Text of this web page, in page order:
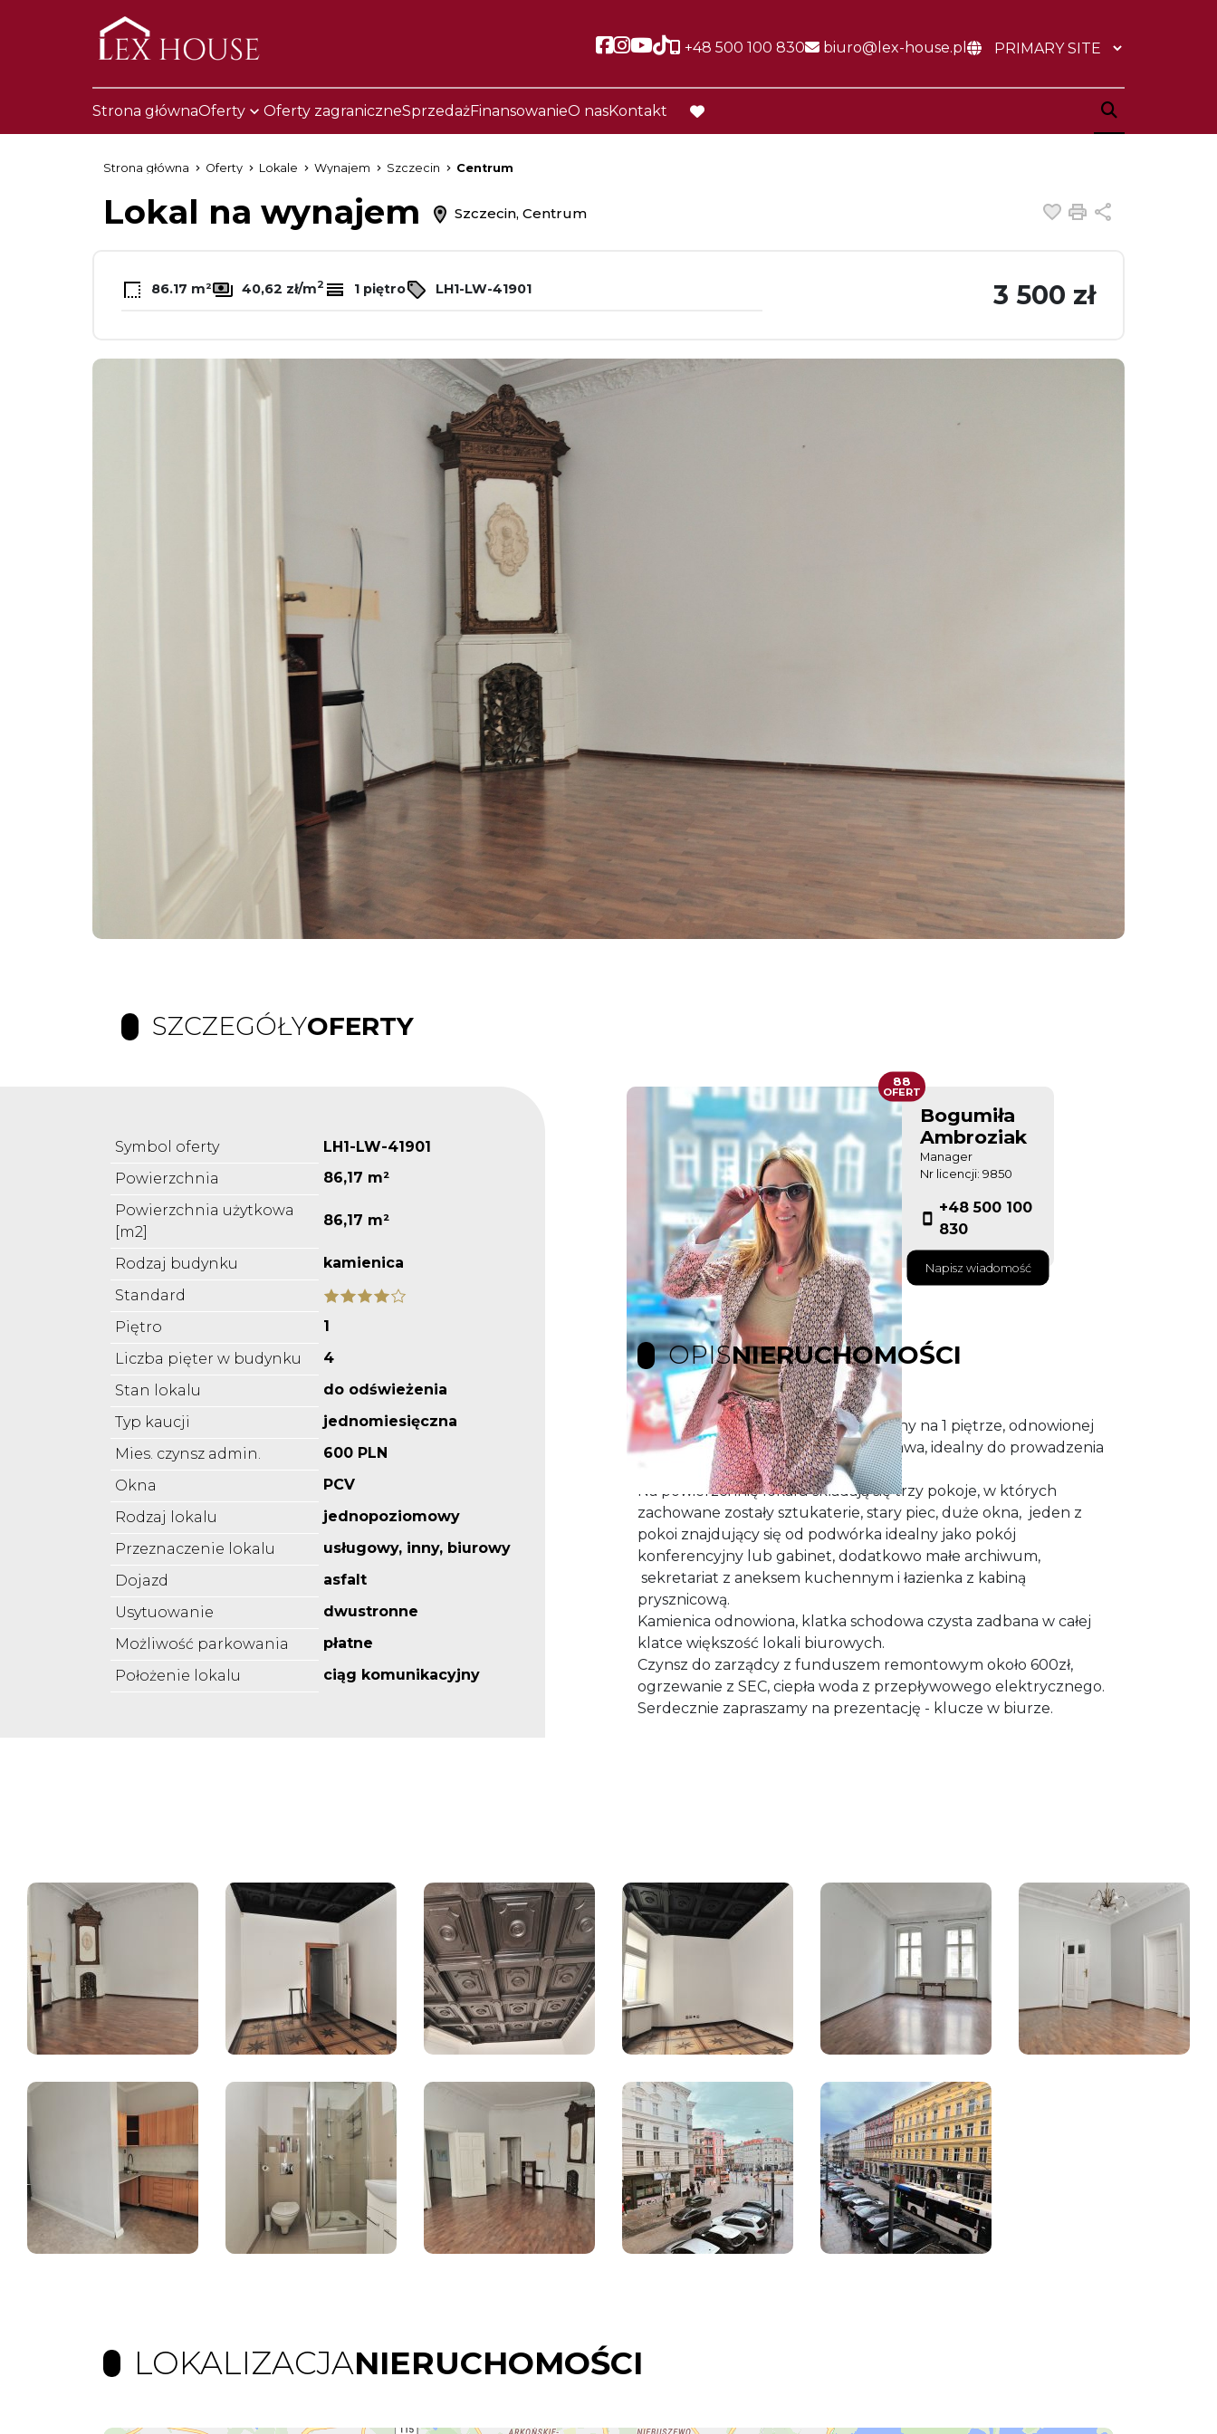
Social link
Social link
Social link
Social link
+48 500 100 830 biuro@lex-house.pl
Strona głównaOferty Oferty zagraniczneSprzedażFinansowanieO nasKontakt
favorite
Strona główna Oferty Lokale Wynajem Szczecin Centrum
Lokal na wynajem Szczecin, Centrum Dodaj do
Drukuj
86.17 m² 40,62 zł/m2 1 piętro LH1-LW-41901 3 500 zł
SZCZEGÓŁYOFERTY
Symbol oferty
LH1-LW-41901
Powierzchnia
86,17 m²
Powierzchnia użytkowa
[m2]
86,17 m²
Rodzaj budynku
kamienica
Standard
Piętro
1
Liczba pięter w budynku
4
Stan lokalu
do odświeżenia
Typ kaucji
jednomiesięczna
Mies. czynsz admin.
600 PLN
Okna
PCV
Rodzaj lokalu
jednopoziomowy
Przeznaczenie lokalu
usługowy, inny, biurowy
Dojazd
asfalt
Usytuowanie
dwustronne
Możliwość parkowania
płatne
Położenie lokalu
ciąg komunikacyjny
Bogumiła
Ambroziak
Manager
Nr licencji: 9850
+48 500 100
830
Napisz wiadomość
88
OFERT
OPISNIERUCHOMOŚCI
Lokal o powierzchni 86,17m2, położony na 1 piętrze, odnowionej
kamienicy tuż przy deptaku Bogusława, idealny do prowadzenia
działalności biurowo - usługowej.
Na powierzchnię lokalu składają się trzy pokoje, w których
zachowane zostały sztukaterie, stary piec, duże okna, jeden z
pokoi znajdujący się od podwórka idealny jako pokój
konferencyjny lub gabinet, dodatkowo małe archiwum,
sekretariat z aneksem kuchennym i łazienka z kabiną
prysznicową.
Kamienica odnowiona, klatka schodowa czysta zadbana w całej
klatce większość lokali biurowych.
Czynsz do zarządcy z funduszem remontowym około 600zł,
ogrzewanie z SEC, ciepła woda z przepływowego elektrycznego.
Serdecznie zapraszamy na prezentację - klucze w biurze.
LOKALIZACJANIERUCHOMOŚCI